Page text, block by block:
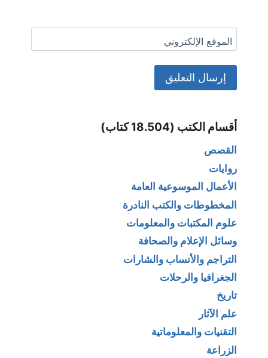
الموقع الإلكتروني
أقسام الكتب (18.504 كتاب)
القصص
روايات
الأعمال الموسوعية العامة
المخطوطات والكتب النادرة
علوم المكتبات والمعلومات
وسائل الإعلام والصحافة
التراجم والأنساب والشارات
الجغرافيا والرحلات
تاريخ
علم الآثار
التقنيات والمعلوماتية
الزراعة